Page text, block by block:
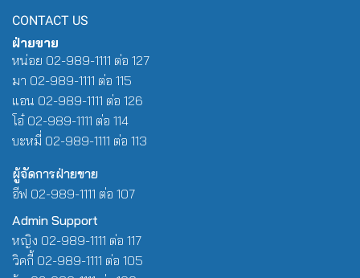
CONTACT US
ฝ่ายขาย
หน่อย 02-989-1111 ต่อ 127
มา 02-989-1111 ต่อ 115
แอน 02-989-1111 ต่อ 126
โอ๋ 02-989-1111 ต่อ 114
บะหมี่ 02-989-1111 ต่อ 113
ผู้จัดการฝ่ายขาย
อีฟ 02-989-1111 ต่อ 107
Admin Support
หญิง 02-989-1111 ต่อ 117
วิคกี้ 02-989-1111 ต่อ 105